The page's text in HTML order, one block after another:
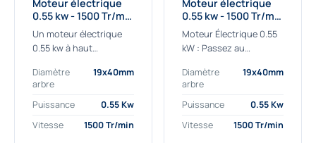
Moteur électrique
0.55 kw - 1500 Tr/min
- 230/400V - IE2
Un moteur électrique
0.55 kw à haut
applications les plus
exigeantes.
Notre moteur électrique
0.55 kw de référence
AGM2EL 80 M 4a...
Diamètre
arbre
19x40mm
Puissance
0.55 Kw
Vitesse
1500 Tr/min
Moteur électrique
0.55 kw - 1500 Tr/min
- 230/400V -
Rendement IE4
Moteur Électrique 0.55
kW : Passez au
Découvrez notre
moteur électrique 0.55
kW de nouvelle
génération, conçu pour
les...
Diamètre
arbre
19x40mm
Puissance
0.55 Kw
Vitesse
1500 Tr/min